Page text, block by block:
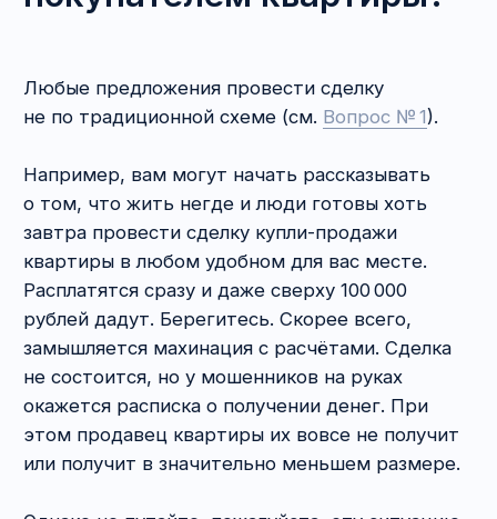
история и статус объекта недвижимости,
ответ на ключевой вопрос — зачем?Почему
это так важно?
привести к её оспариванию. И, как мы уже
всего именно покупатель квартиры. Можно
заплатить, переехать, сделать ремонт,
а потом договор признают недействительным
предстоит эпопея с возвратом денег за саму
квартиру, так затраты на улучшения точно
Кстати, в Москве целая волна махинаций
в начале 2000-х была связана именно
квартиры, а когда они заканчивали наводить
там красоту, оспаривали сделки. А ведь